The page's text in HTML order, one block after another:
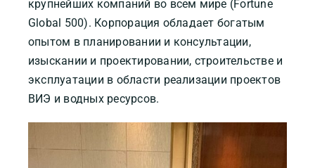
крупнейших компаний во всем мире (Fortune
Global 500). Корпорация обладает богатым
опытом в планировании и консультации,
изыскании и проектировании, строительстве и
эксплуатации в области реализации проектов
ВИЭ и водных ресурсов.